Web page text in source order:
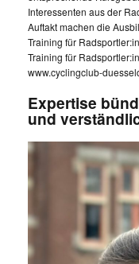
Interessenten aus der
Auftakt machen die
Training für
Training für
www.cyclingclub-
Expertise
und